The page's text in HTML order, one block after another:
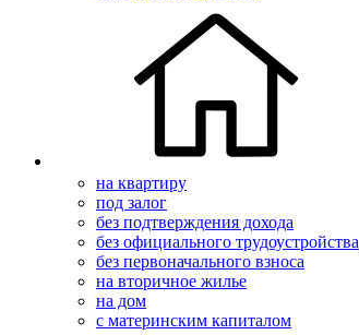
на квартиру
под залог
без подтверждения дохода
без официального трудоустройства
без первоначального взноса
на вторичное жилье
на дом
с материнским капиталом